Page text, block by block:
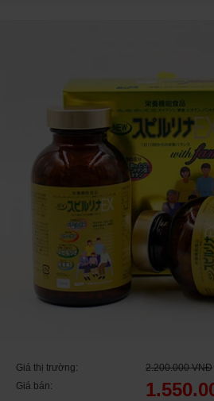
Giá thị trường:
2.200.000 VNĐ
Giá bán: